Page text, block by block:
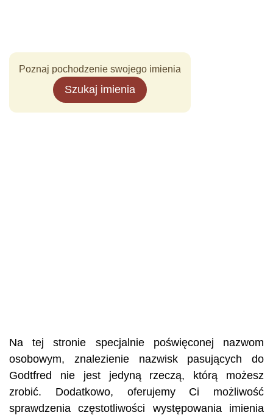
Poznaj pochodzenie swojego imienia
Szukaj imienia
Na tej stronie specjalnie poświęconej nazwom
osobowym, znalezienie nazwisk pasujących do
Godtfred nie jest jedyną rzeczą, którą możesz
zrobić. Dodatkowo, oferujemy Ci możliwość
sprawdzenia częstotliwości występowania imienia